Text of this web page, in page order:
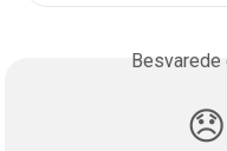
😞